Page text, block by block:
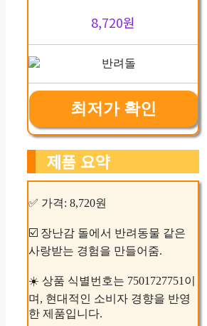
8,720원
최저가 확인
제품 요약
✅ 가격: 8,720원
☑️ 장난감 돌에서 반려동물 같은
사랑받는 경험을 만들어줌.
☀️ 상품 식별번호는 7501727751이
며, 현대적인 소비자 경향을 반영
한 제품입니다.